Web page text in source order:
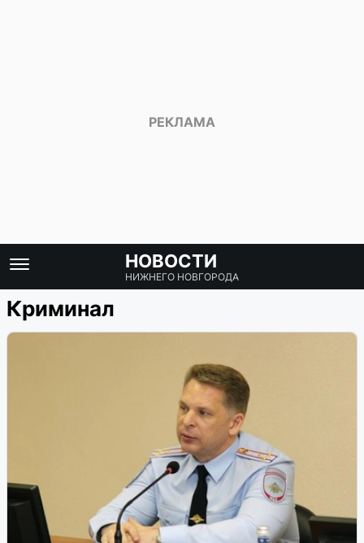
НОВОСТИ
НИЖНЕГО НОВГОРОДА
Криминал